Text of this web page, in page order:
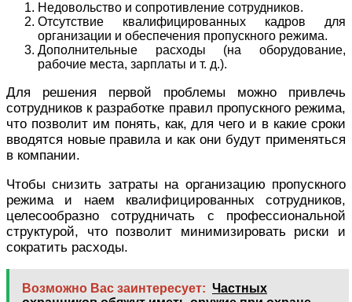
Недовольство и сопротивление сотрудников.
Отсутствие квалифицированных кадров для
организации и обеспечения пропускного режима.
Дополнительные расходы (на оборудование,
рабочие места, зарплаты и т. д.).
Для решения первой проблемы можно привлечь
сотрудников к разработке правил пропускного режима,
что позволит им понять, как, для чего и в какие сроки
вводятся новые правила и как они будут применяться
в компании.
Чтобы снизить затраты на организацию пропускного
режима и наем квалифицированных сотрудников,
целесообразно сотрудничать с профессиональной
структурой, что позволит минимизировать риски и
сократить расходы.
Возможно Вас заинтересует: Частных